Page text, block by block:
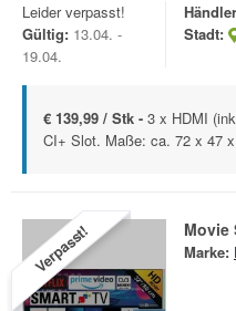
Leider verpasst!
Gültig: 13.04. -
19.04.
Stadt:
€ 139,99 / Stk - 3 x HDMI
CI+ Slot. Maße: ca. 72 x 47
Verpasst! Movie
Marke: